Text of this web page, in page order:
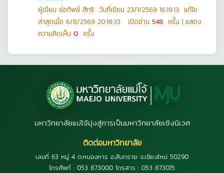
ผู้เขียน ช่อทิพย์ สิทธิ วันที่เขียน 23/1/2569 16:19:13 แก้ไข
ล่าสุดเมื่อ 6/8/2569 20:18:33 เปิดอ่าน 548 ครั้ง | แสดง
ความคิดเห็น 0 ครั้ง
มหาวิทยาลัยแม่โจ้มุ่งสู่การเป็นมหาวิทยาลัยเชิงนิเวศ
ติดต่อมหาวิทยาลัย
เลขที่ 63 หมู่ 4 ต.หนองหาร อ.สันทราย จ.เชียงใหม่ 50290
โทรศัพท์ : 053 873000 โทรสาร : 053 873015